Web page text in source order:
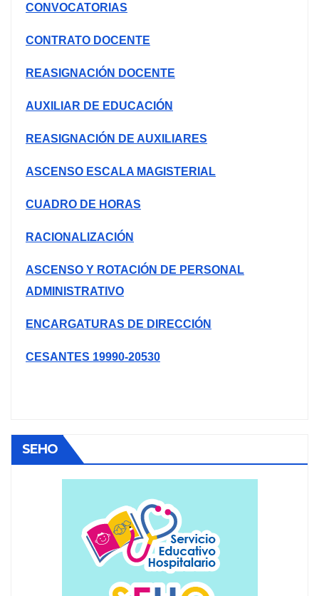
CONVOCATORIAS
CONTRATO DOCENTE
REASIGNACIÓN DOCENTE
AUXILIAR DE EDUCACIÓN
REASIGNACIÓN DE AUXILIARES
ASCENSO ESCALA MAGISTERIAL
CUADRO DE HORAS
RACIONALIZACIÓN
ASCENSO Y ROTACIÓN DE PERSONAL
ADMINISTRATIVO
ENCARGATURAS DE DIRECCIÓN
CESANTES 19990-20530
SEHO